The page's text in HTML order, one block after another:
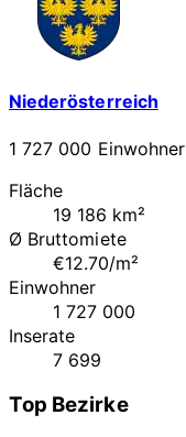
Niederösterreich
1 727 000 Einwohner
Fläche
19 186 km²
Ø Bruttomiete
€12.70/m²
Einwohner
1 727 000
Inserate
7 699
Top Bezirke